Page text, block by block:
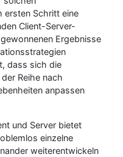
ersten Schritt eine
Client-Server-
Ergebnisse
dass sich die
Reihe nach
anpassen
und Server bietet
einzelne
weiterentwickeln